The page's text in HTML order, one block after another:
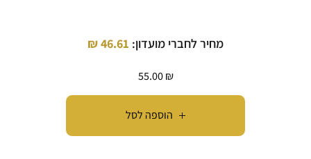
הוספה לסל
מחיר לחברי מועדון: 46.61
₪
55.00₪